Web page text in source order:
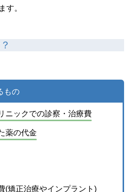
す。
もの
ニックでの診察・治療費
薬の代金
(矯正治療やインプラント)